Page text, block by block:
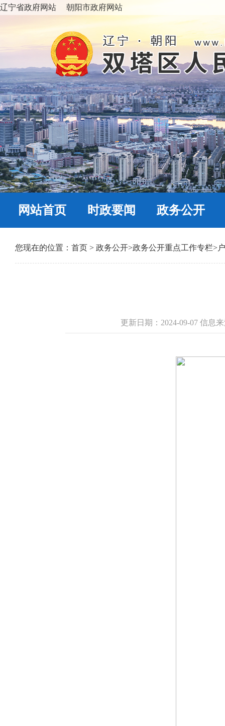
辽宁省政府网站 朝阳市政府网站
网站首页 时政要闻 政务公开
您现在的位置： 首页 > 政务公开>政务公开重点工作专栏>
更新日期：2024-09-07 信息